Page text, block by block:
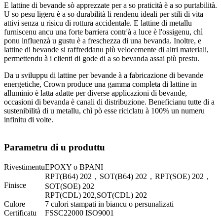
E lattine di bevande sò apprezzate per a so praticità è a so purtabilità.
U so pesu ligeru è a so durabilità li rendenu ideali per stili di vita
attivi senza u risicu di rottura accidentale. E lattine di metallu
furniscenu ancu una forte barriera contr'à a luce è l'ossigenu, chì
ponu influenzà u gustu è a freschezza di una bevanda. Inoltre, e
lattine di bevande si raffreddanu più velocemente di altri materiali,
permettendu à i clienti di gode di a so bevanda assai più prestu.
Da u sviluppu di lattine per bevande à a fabricazione di bevande
energetiche, Crown produce una gamma completa di lattine in
alluminio è latta adatte per diverse applicazioni di bevande,
occasioni di bevanda è canali di distribuzione. Beneficianu tutte di a
sustenibilità di u metallu, chì pò esse riciclatu à 100% un numeru
infinitu di volte.
Parametru di u produttu
RivestimentuEPOXY o BPANI
Finisce
RPT(B64) 202，SOT(B64) 202，RPT(SOE) 202，
SOT(SOE) 202
RPT(CDL) 202,SOT(CDL) 202
Culore
7 culori stampati in biancu o persunalizati
Certificatu
FSSC22000 ISO9001